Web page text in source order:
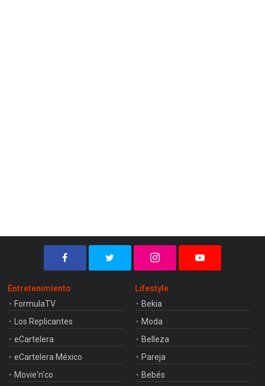
Entretenimiento
FormulaTV
Los Replicantes
eCartelera
eCartelera México
Movie'n'co
Lifestyle
Bekia
Moda
Belleza
Pareja
Bebés